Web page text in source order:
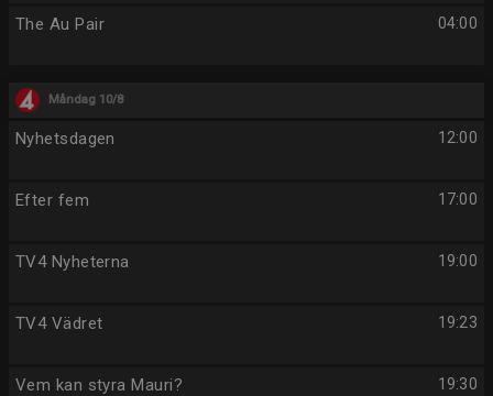
04:00
The Au Pair
Måndag 10/8
12:00
Nyhetsdagen
17:00
Efter fem
19:00
TV4 Nyheterna
19:23
TV4 Vädret
19:30
Vem kan styra Mauri?